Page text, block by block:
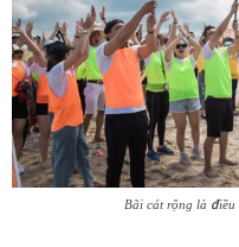
Bãi cát rộng là điều